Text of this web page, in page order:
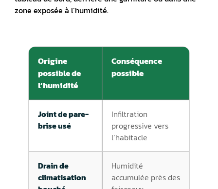
zone exposée à l’humidité.
Origine
possible de
l’humidité
Conséquence
possible
Joint de pare-
brise usé
Infiltration
progressive vers
l’habitacle
Drain de
climatisation
Humidité
accumulée près des